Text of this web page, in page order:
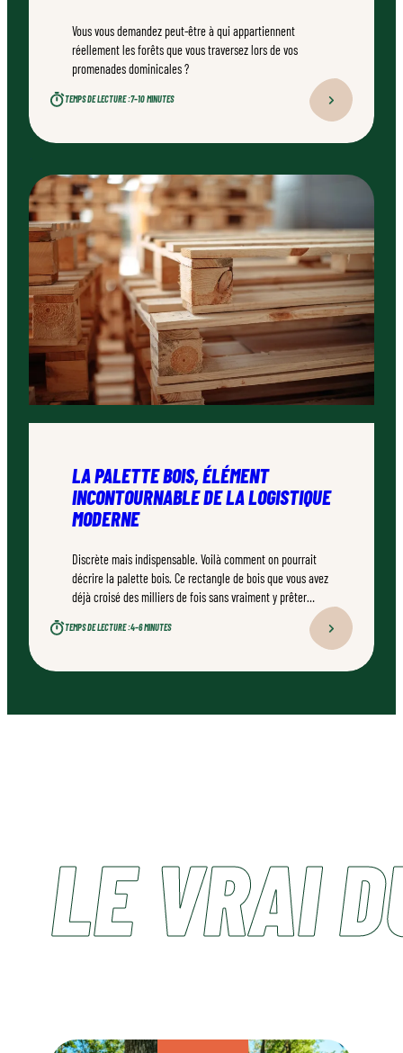
Vous vous demandez peut-être à qui appartiennent
réellement les forêts que vous traversez lors de vos
promenades dominicales ?
TEMPS DE LECTURE :7–10 MINUTES
LA PALETTE BOIS, ÉLÉMENT
INCONTOURNABLE DE LA LOGISTIQUE
MODERNE
Discrète mais indispensable. Voilà comment on pourrait
décrire la palette bois. Ce rectangle de bois que vous avez
déjà croisé des milliers de fois sans vraiment y prêter
TEMPS DE LECTURE :4–6 MINUTES
LE VRAI